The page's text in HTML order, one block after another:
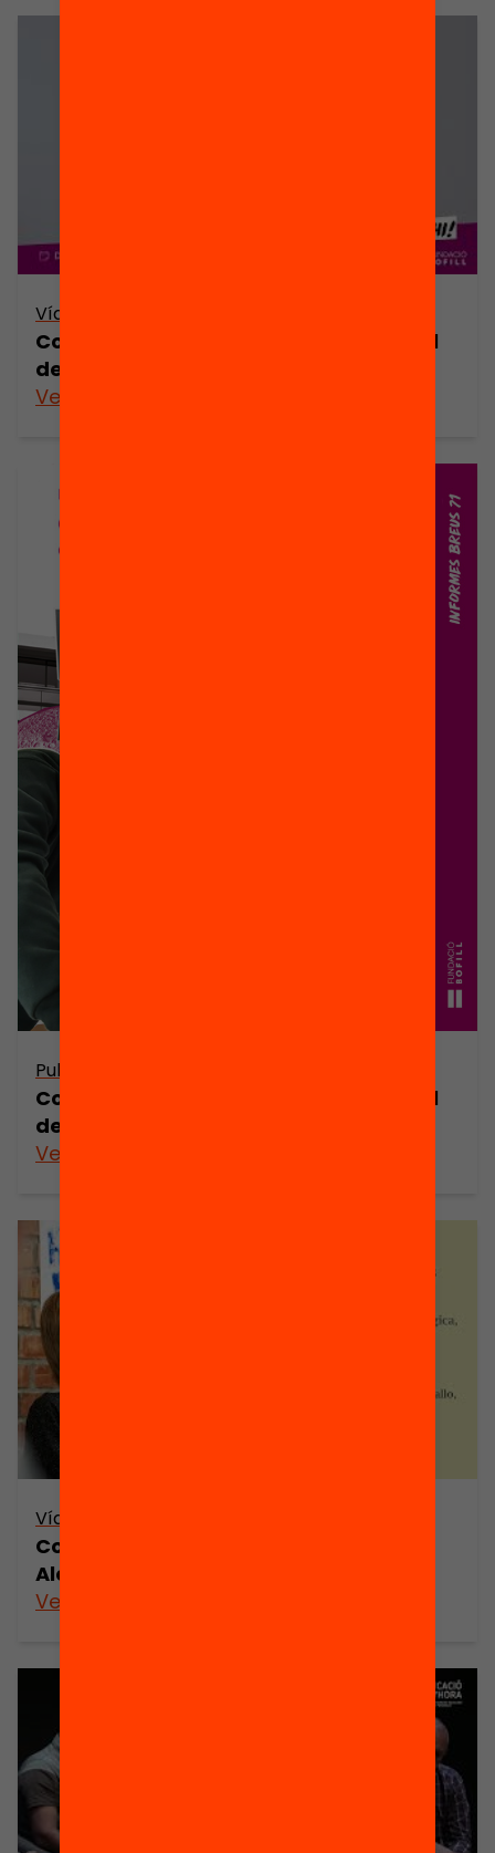
Vídeo
Com impulsar la transformació digital
de l’escola
Veure’n més
Publicació
Com impulsar la transformació digital
de l’escola
Veure’n més
Vídeo
Com és l’educació a temps complet a
Alemanya?
Veure’n més